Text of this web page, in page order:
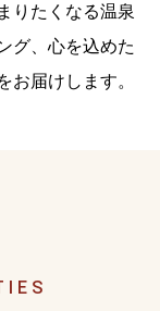
りたくなる温泉
グ、心を込めた
届けします。